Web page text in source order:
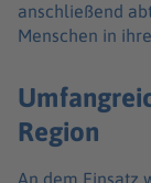
anschließend
Menschen in
Region